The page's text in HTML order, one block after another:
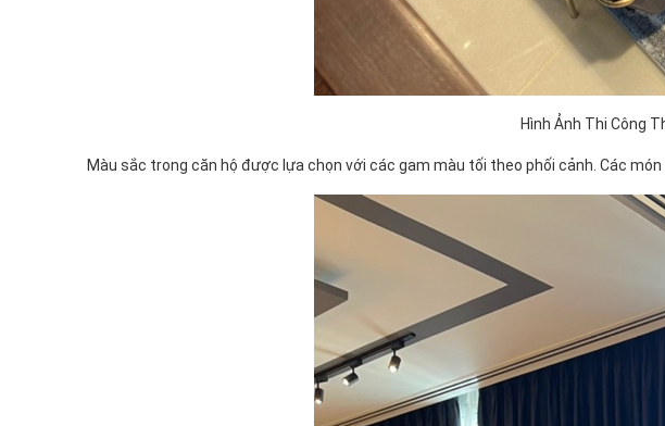
Hình Ảnh Thi Công
Màu sắc trong căn hộ được lựa chọn với các gam màu tối theo phối cảnh. Các